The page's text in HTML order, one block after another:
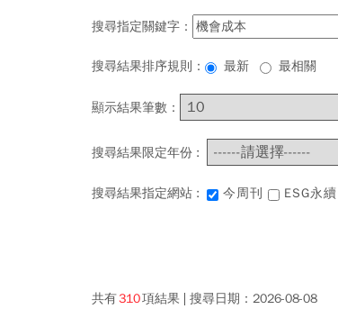
搜尋指定關鍵字：
搜尋結果排序規則： 最新 最相關
顯示結果筆數：
搜尋結果限定年份 :
搜尋結果指定網站 : 今周刊 ESG永
共有310項結果 搜尋日期： 2026-08-08